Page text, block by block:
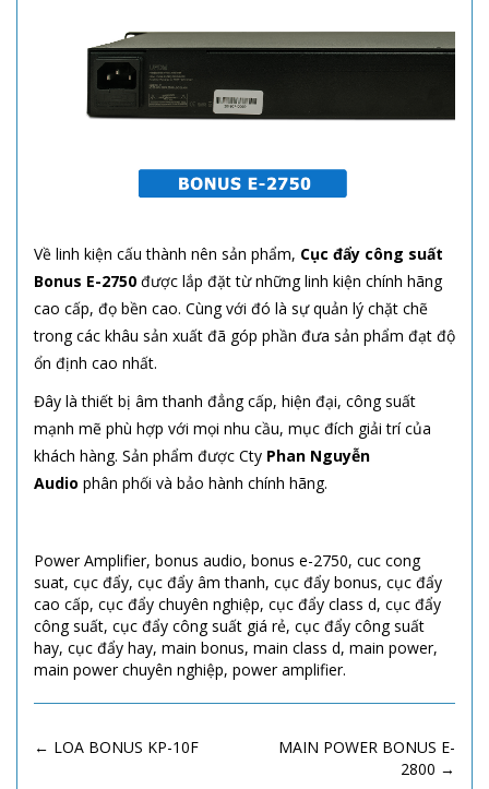
Về linh kiện cấu thành nên sản phẩm, Cục đẩy công suất
Bonus E-2750 được lắp đặt từ những linh kiện chính hãng
cao cấp, đọ bền cao. Cùng với đó là sự quản lý chặt chẽ
trong các khâu sản xuất đã góp phần đưa sản phẩm đạt độ
ổn định cao nhất.
Đây là thiết bị âm thanh đẳng cấp, hiện đại, công suất
mạnh mẽ phù hợp với mọi nhu cầu, mục đích giải trí của
khách hàng. Sản phẩm được Cty Phan Nguyễn
Audio phân phối và bảo hành chính hãng.
Power Amplifier, bonus audio, bonus e-2750, cuc cong
suat, cục đẩy, cục đẩy âm thanh, cục đẩy bonus, cục đẩy
cao cấp, cục đẩy chuyên nghiệp, cục đẩy class d, cục đẩy
công suất, cục đẩy công suất giá rẻ, cục đẩy công suất
hay, cục đẩy hay, main bonus, main class d, main power,
main power chuyên nghiệp, power amplifier.
POST
← LOA BONUS KP-10F
MAIN POWER BONUS E-
2800 →